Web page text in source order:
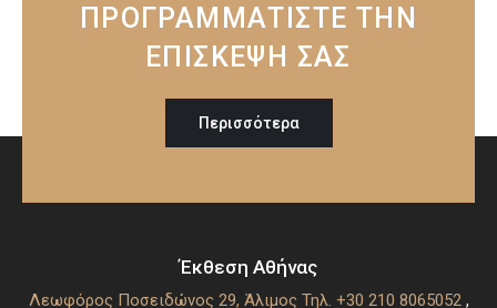
ΠΡΟΓΡΑΜΜΑΤΙΣΤΕ ΤΗΝ
ΕΠΙΣΚΕΨΗ ΣΑΣ
Περισσότερα
Έκθεση Αθήνας
Λεωφόρος Ποσειδώνος 29, Άλιμος Τηλ. +30 210 8065052,